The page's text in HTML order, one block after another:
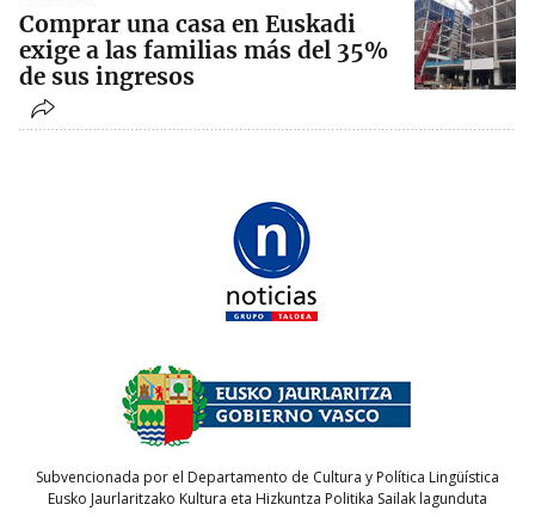
Comprar una casa en Euskadi
exige a las familias más del 35%
de sus ingresos
Subvencionada por el Departamento de Cultura y Política Lingüística
Eusko Jaurlaritzako Kultura eta Hizkuntza Politika Sailak lagunduta